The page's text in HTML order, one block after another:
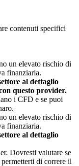
contenuti specifici
un elevato rischio di
finanziaria.
al dettaglio
questo provider.
i CFD e se puoi
un elevato rischio di
finanziaria.
al dettaglio
Dovresti valutare se
di correre il